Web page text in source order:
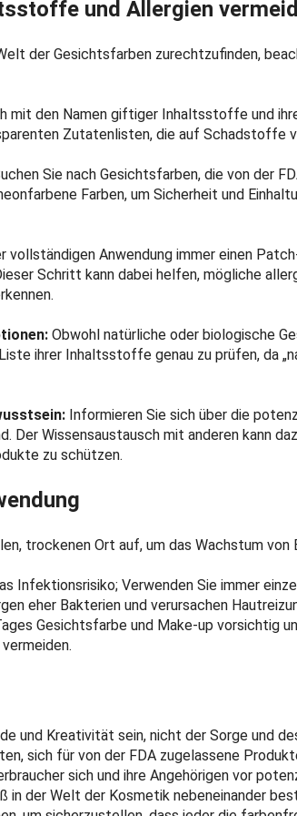
und Allergien
der Gesichtsfarben zurechtzufinden,
mit den Namen giftiger Inhaltsstoffe und
Zutatenlisten, die auf Schadstoffe
Sie nach Gesichtsfarben, die von der
Farben, um Sicherheit und
vollständigen Anwendung immer einen
Schritt kann dabei helfen, mögliche
Obwohl natürliche oder biologische
ihrer Inhaltsstoffe genau zu prüfen, da
Informieren Sie sich über die
Der Wissensaustausch mit anderen kann
zu schützen.
trockenen Ort auf, um das Wachstum von
Infektionsrisiko; Verwenden Sie immer
eher Bakterien und verursachen
Gesichtsfarbe und Make-up vorsichtig
und Kreativität sein, nicht der Sorge und
sich für von der FDA zugelassene
sich und ihre Angehörigen vor
in der Welt der Kosmetik nebeneinander